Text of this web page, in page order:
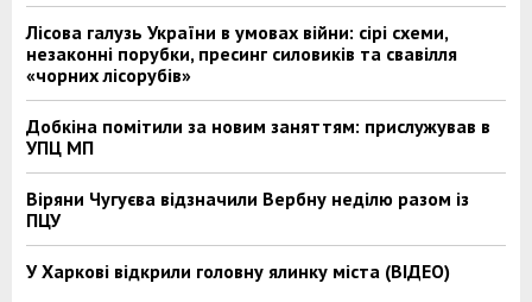
Лісова галузь України в умовах війни: сірі схеми,
незаконні порубки, пресинг силовиків та свавілля
«чорних лісорубів»
Добкіна помітили за новим заняттям: прислужував в
УПЦ МП
Віряни Чугуєва відзначили Вербну неділю разом із
ПЦУ
У Харкові відкрили головну ялинку міста (ВІДЕО)